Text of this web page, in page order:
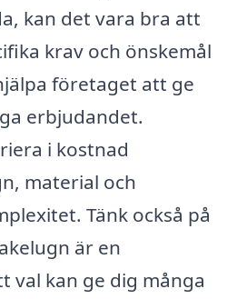
kan det vara bra att
krav och önskemål
företaget att ge
erbjudandet.
i kostnad
material och
Tänk också på
är en
val kan ge dig många